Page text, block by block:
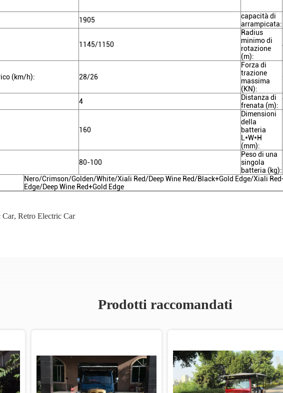
1905
capacità di
arrampicata:
1145/1150
Radius
minimo di
rotazione
(m):
(km/h): 28/26
Forza di
trazione
massima
(KN):
4
Distanza di
frenata (m):
160
Dimensioni
della
batteria
L*W*H
(mm):
80-100
Peso di una
singola
batteria (kg):
Nero/Crimson/Golden/White/Xiali Red/Deep Wine Red/Black+Gold Edge/Xiali
Edge/Deep Wine Red+Gold Edge
Car, Retro Electric Car
Prodotti raccomandati